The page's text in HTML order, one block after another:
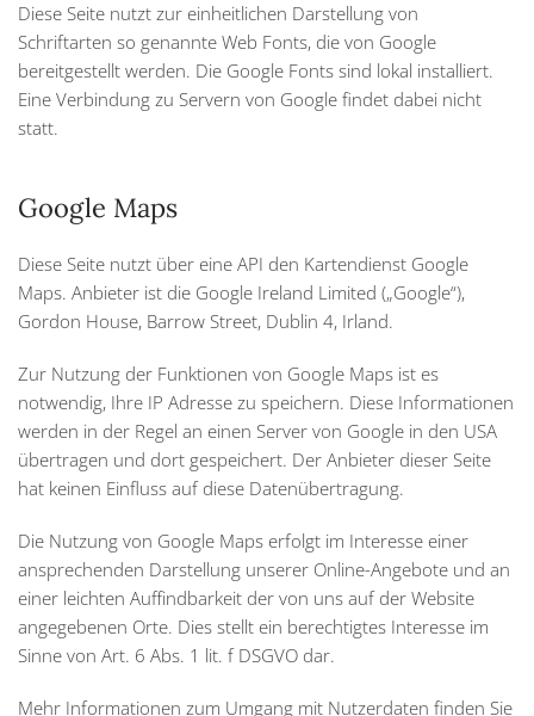
Diese Seite nutzt zur einheitlichen Darstellung von
Schriftarten so genannte Web Fonts, die von Google
bereitgestellt werden. Die Google Fonts sind lokal installiert.
Eine Verbindung zu Servern von Google findet dabei nicht
statt.
Google Maps
Diese Seite nutzt über eine API den Kartendienst Google
Maps. Anbieter ist die Google Ireland Limited („Google“),
Gordon House, Barrow Street, Dublin 4, Irland.
Zur Nutzung der Funktionen von Google Maps ist es
notwendig, Ihre IP Adresse zu speichern. Diese Informationen
werden in der Regel an einen Server von Google in den USA
übertragen und dort gespeichert. Der Anbieter dieser Seite
hat keinen Einfluss auf diese Datenübertragung.
Die Nutzung von Google Maps erfolgt im Interesse einer
ansprechenden Darstellung unserer Online-Angebote und an
einer leichten Auffindbarkeit der von uns auf der Website
angegebenen Orte. Dies stellt ein berechtigtes Interesse im
Sinne von Art. 6 Abs. 1 lit. f DSGVO dar.
Mehr Informationen zum Umgang mit Nutzerdaten finden Sie